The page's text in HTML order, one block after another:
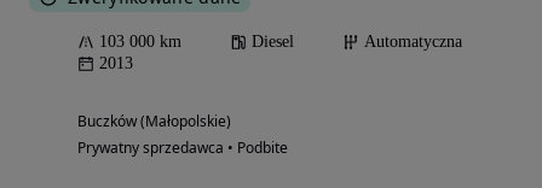
103 000 km Diesel
Automatyczna
2013
Buczków (Małopolskie)
Prywatny sprzedawca • Podbite